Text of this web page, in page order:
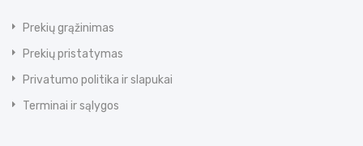
Prekių grąžinimas
Prekių pristatymas
Privatumo politika ir slapukai
Terminai ir sąlygos